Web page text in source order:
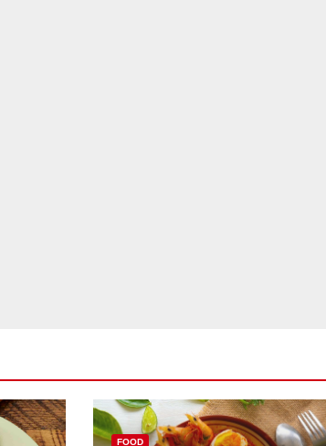
FOOD